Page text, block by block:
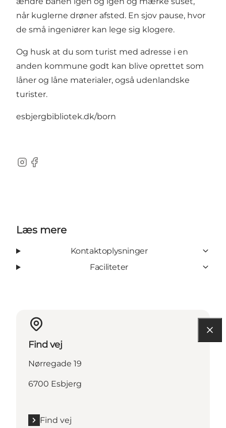
når kuglerne drøner afsted. En sjov pause, hvor
de små ingeniører kan lege sig klogere.
Og husk at du som turist med adresse i en
anden kommune godt kan blive oprettet som
låner og låne materialer, også udenlandske
turister.
esbjergbibliotek.dk/born
Instagram
Facebook
Læs mere
Kontaktoplysninger
Faciliteter
Find vej
Nørregade 19
6700 Esbjerg
Find vej